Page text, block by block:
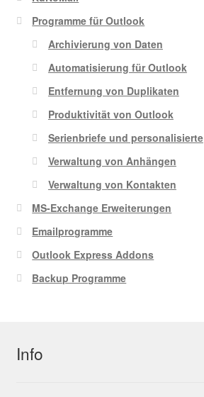
Programme für Outlook
Archivierung von Daten
Automatisierung für Outlook
Entfernung von Duplikaten
Produktivität von Outlook
Serienbriefe und personalisierte
Verwaltung von Anhängen
Verwaltung von Kontakten
MS-Exchange Erweiterungen
Emailprogramme
Outlook Express Addons
Backup Programme
Info